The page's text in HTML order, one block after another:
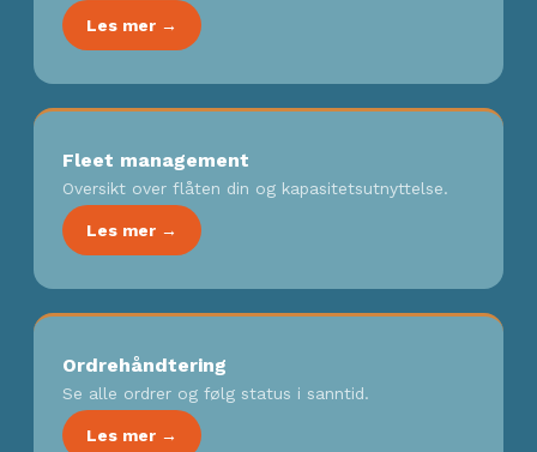
Les mer →
Fleet management
Oversikt over flåten din og kapasitetsutnyttelse.
Les mer →
Ordrehåndtering
Se alle ordrer og følg status i sanntid.
Les mer →